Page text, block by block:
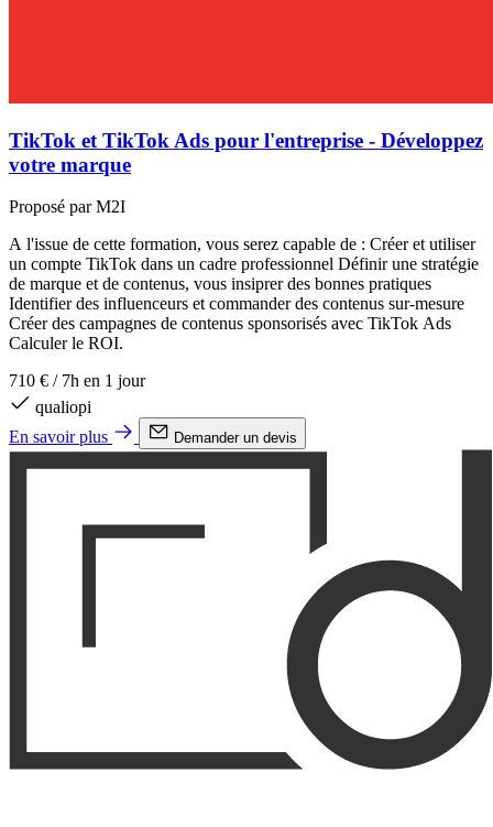
TikTok et TikTok Ads pour l'entreprise - Développez
votre marque
Proposé par M2I
A l'issue de cette formation, vous serez capable de : Créer et utiliser
un compte TikTok dans un cadre professionnel Définir une stratégie
de marque et de contenus, vous insiprer des bonnes pratiques
Identifier des influenceurs et commander des contenus sur-mesure
Créer des campagnes de contenus sponsorisés avec TikTok Ads
Calculer le ROI.
710 € / 7h en 1 jour
qualiopi
En savoir plus
Demander un devis